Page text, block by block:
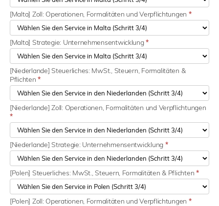
[Malta] Zoll: Operationen, Formalitäten und Verpflichtungen *
[Malta] Strategie: Unternehmensentwicklung*
[Niederlande] Steuerliches: MwSt., Steuern, Formalitäten &
Pflichten*
[Niederlande] Zoll: Operationen, Formalitäten und Verpflichtungen
*
[Niederlande] Strategie: Unternehmensentwicklung *
[Polen] Steuerliches: MwSt., Steuern, Formalitäten & Pflichten *
[Polen] Zoll: Operationen, Formalitäten und Verpflichtungen *